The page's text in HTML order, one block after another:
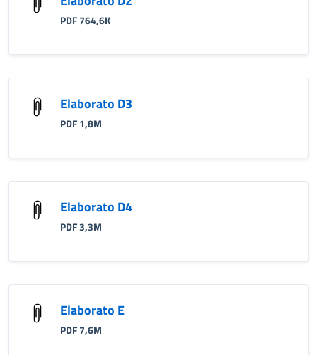
PDF 764,6K
Elaborato D3
PDF 1,8M
Elaborato D4
PDF 3,3M
Elaborato E
PDF 7,6M